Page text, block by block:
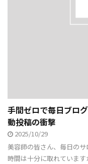
手間ゼロで毎日ブロ
動投稿の衝撃
2025/10/29
美容師の皆さん、毎日の
時間は十分に取れていま